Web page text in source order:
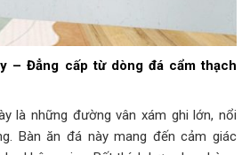
– Đẳng cấp từ dòng đá cẩm thạch
là những đường vân xám ghi lớn, nổi
Bàn ăn đá này mang đến cảm giác